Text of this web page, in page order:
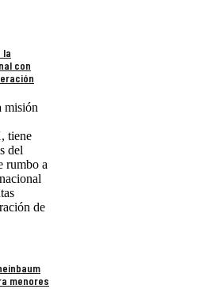
la
con
misión
tiene
del
rumbo a
de
menores